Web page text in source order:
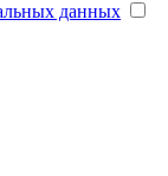
данных